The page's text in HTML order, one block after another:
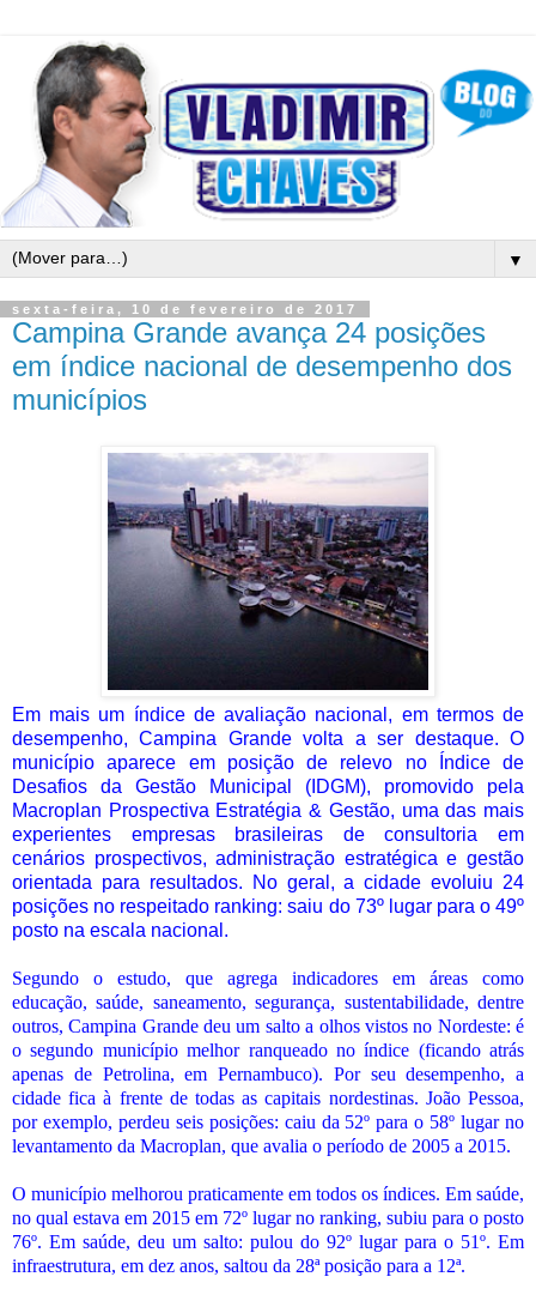
▼
sexta-feira, 10 de fevereiro de 2017
Campina Grande avança 24 posições
em índice nacional de desempenho dos
municípios
Em mais um índice de avaliação nacional, em termos de
desempenho, Campina Grande volta a ser destaque. O
município aparece em posição de relevo no Índice de
Desafios da Gestão Municipal (IDGM), promovido pela
Macroplan Prospectiva Estratégia & Gestão, uma das mais
experientes empresas brasileiras de consultoria em
cenários prospectivos, administração estratégica e gestão
orientada para resultados. No geral, a cidade evoluiu 24
posições no respeitado ranking: saiu do 73º lugar para o 49º
posto na escala nacional.
Segundo o estudo, que agrega indicadores em áreas como
educação, saúde, saneamento, segurança, sustentabilidade, dentre
outros, Campina Grande deu um salto a olhos vistos no Nordeste: é
o segundo município melhor ranqueado no índice (ficando atrás
apenas de Petrolina, em Pernambuco). Por seu desempenho, a
cidade fica à frente de todas as capitais nordestinas. João Pessoa,
por exemplo, perdeu seis posições: caiu da 52º para o 58º lugar no
levantamento da Macroplan, que avalia o período de 2005 a 2015.
O município melhorou praticamente em todos os índices. Em saúde,
no qual estava em 2015 em 72º lugar no ranking, subiu para o posto
76º. Em saúde, deu um salto: pulou do 92º lugar para o 51º. Em
infraestrutura, em dez anos, saltou da 28ª posição para a 12ª.